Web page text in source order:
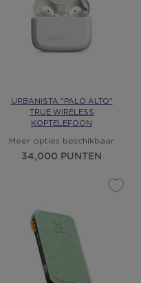
URBANISTA "PALO ALTO"
TRUE WIRELESS
KOPTELEFOON
Meer opties beschikbaar
34,000 PUNTEN